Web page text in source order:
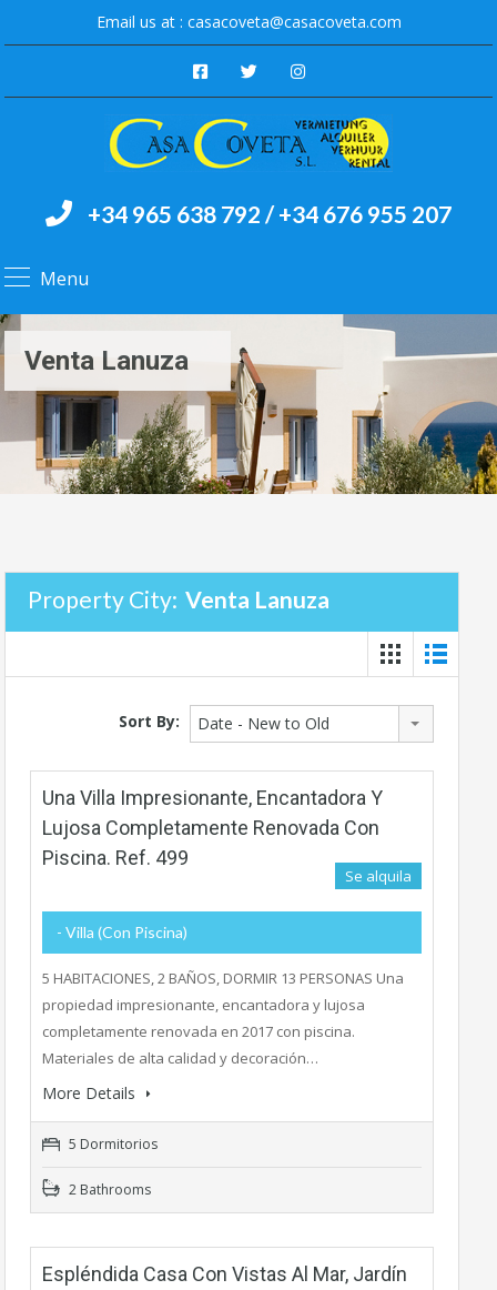
Email us at : casacoveta@casacoveta.com
+34 965 638 792 / +34 676 955 207
Menu
Venta Lanuza
Property City: Venta Lanuza
Sort By: Date - New to Old
Una Villa Impresionante, Encantadora Y
Lujosa Completamente Renovada Con
Piscina. Ref. 499
Se alquila
- Villa (con Piscina)
5 HABITACIONES, 2 BAÑOS, DORMIR 13 PERSONAS Una
propiedad impresionante, encantadora y lujosa
completamente renovada en 2017 con piscina.
Materiales de alta calidad y decoración…
More Details
5 Dormitorios
2 Bathrooms
Espléndida Casa Con Vistas Al Mar, Jardín